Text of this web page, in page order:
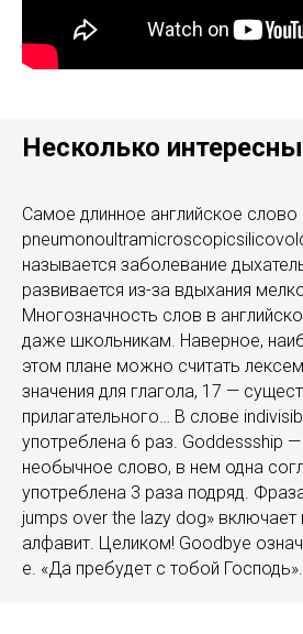
Несколько
Самое длинное английское
называется заболевание
развивается из-за вдыхания
Многозначность слов в
даже школьникам. Наверное,
этом плане можно считать
значения для глагола, 17 —
прилагательного… В слове
употреблена 6 раз. Goddessship
необычное слово, в нем одна
употреблена 3 раза подряд.
jumps over the lazy dog» включает
алфавит. Целиком! Goodbye
е. «Да пребудет с тобой Господь».